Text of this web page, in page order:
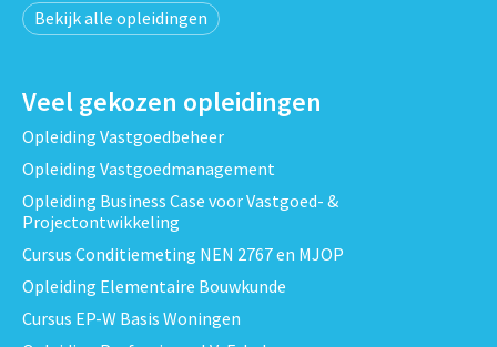
Bekijk alle opleidingen
Veel gekozen opleidingen
Opleiding Vastgoedbeheer
Opleiding Vastgoedmanagement
Opleiding Business Case voor Vastgoed- &
Projectontwikkeling
Cursus Conditiemeting NEN 2767 en MJOP
Opleiding Elementaire Bouwkunde
Cursus EP-W Basis Woningen